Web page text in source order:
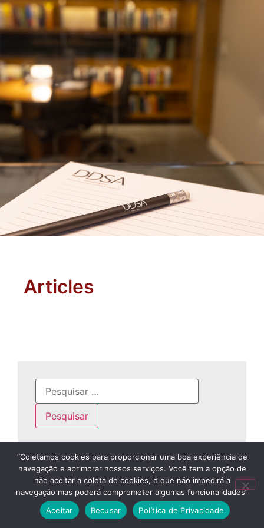
Articles
“Coletamos cookies para proporcionar uma boa experiência de
navegação e aprimorar nossos serviços. Você tem a opção de
não aceitar a coleta de cookies, o que não impedirá a
navegação mas poderá comprometer algumas funcionalidades”
Aceitar
Recusar Política de Privacidade